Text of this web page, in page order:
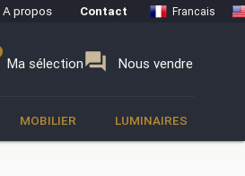
A propos Contact Francais
Ma sélectionforum Nous vendre
MOBILIER LUMINAIRES